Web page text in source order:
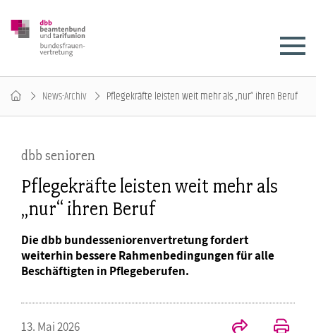
News-Archiv Pflegekräfte leisten weit mehr als „nur“ ihren Beruf
dbb senioren
Pflegekräfte leisten weit mehr als
„nur“ ihren Beruf
Die dbb bundesseniorenvertretung fordert
weiterhin bessere Rahmenbedingungen für alle
Beschäftigten in Pflegeberufen.
13. Mai 2026